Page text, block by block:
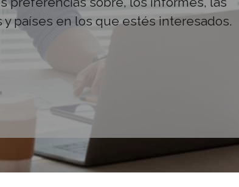
países en los que estés interesados.